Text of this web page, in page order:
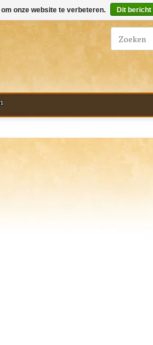
onze website te verbeteren. Dit